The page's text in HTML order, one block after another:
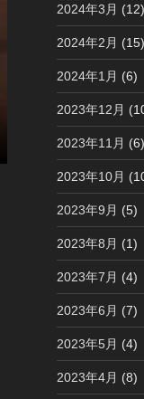
2024年3月 (12)
2024年2月 (15)
2024年1月 (6)
2023年12月
2023年11月 (6)
2023年10月
2023年9月 (5)
2023年8月 (1)
2023年7月 (4)
2023年6月 (7)
2023年5月 (4)
2023年4月 (8)